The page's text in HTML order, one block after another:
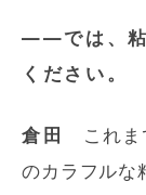
――では、粘
ください。
倉田
これま
のカラフルな